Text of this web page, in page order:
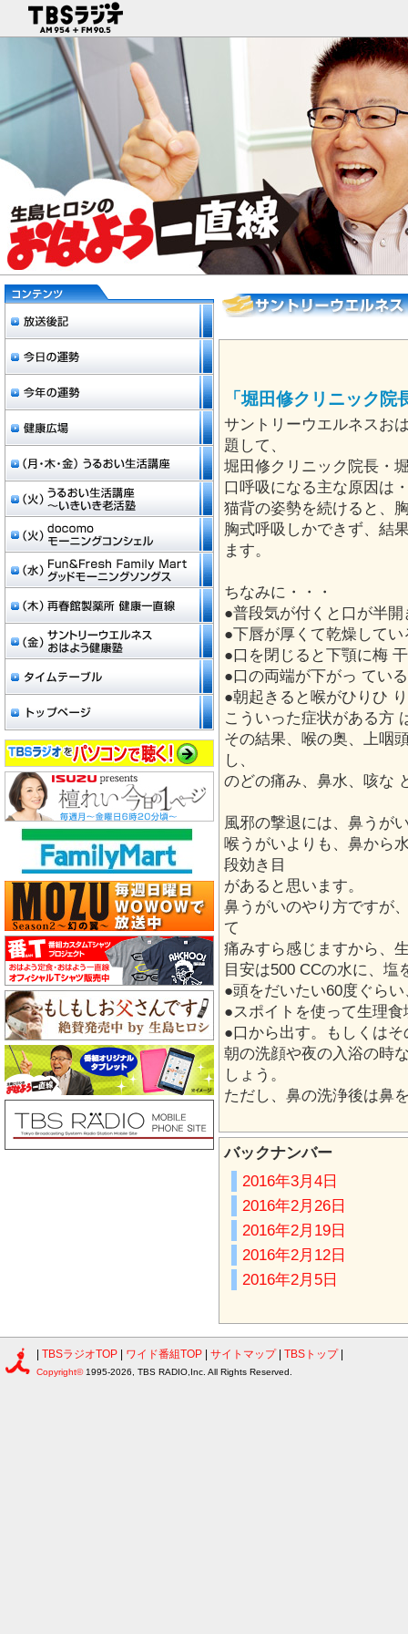
「堀田修クリニック院
サントリーウエルネスお
題して、
堀田修クリニック院長・
口呼吸になる主な原因は
猫背の姿勢を続けると、
胸式呼吸しかできず、結
ます。
ちなみに・・・
●普段気が付くと口が半
●下唇が厚くて乾燥し
●口を閉じると下顎に梅
●口の両端が下がっ てい
●朝起きると喉がひりひ
こういった症状がある方
その結果、喉の奥、上咽
し、
のどの痛み、鼻水、咳な
風邪の撃退には、鼻うが
喉うがいよりも、鼻から
段効き目
があると思います。
鼻うがいのやり方ですが
て
痛みすら感じますから、
目安は500 CCの水に、塩
●頭をだいたい60度ぐら
●スポイトを使って生理
●口から出す。もしくは
朝の洗顔や夜の入浴の時
しょう。
ただし、鼻の洗浄後は鼻
バックナンバー
2016年3月4日
2016年2月26日
2016年2月19日
2016年2月12日
2016年2月5日
TBSラジオTOP ワイド番組TOP サイトマップ TBSトップ|
Copyright© 1995-2026, TBS RADIO,Inc. All Rights Reserved.